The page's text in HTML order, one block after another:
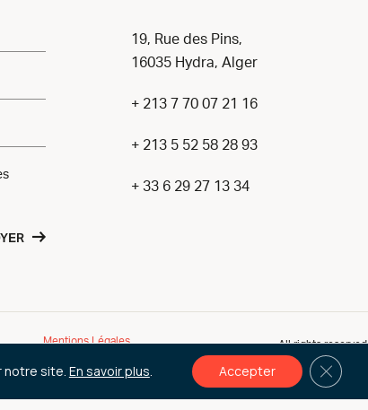
19, Rue des Pins,
16035 Hydra, Alger
+ 213 7 70 07 21 16
+ 213 5 52 58 28 93
+ 33 6 29 27 13 34
Mentions Légales All rights
notre site. En savoir plus. Accepter